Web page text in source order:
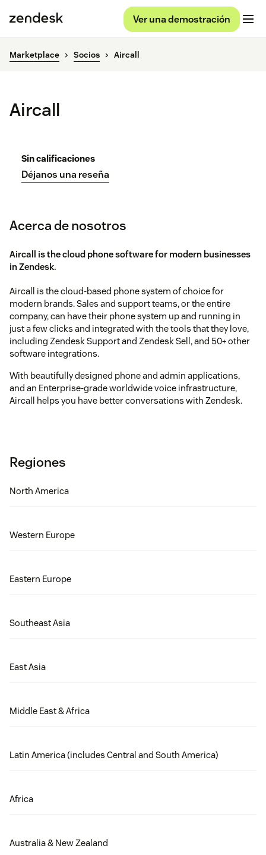
Ver una demostración
Marketplace Socios Aircall
Aircall
Sin calificaciones
Déjanos una reseña
Acerca de nosotros
Aircall is the cloud phone software for modern businesses
in Zendesk.
Aircall is the cloud-based phone system of choice for
modern brands. Sales and support teams, or the entire
company, can have their phone system up and running in
just a few clicks and integrated with the tools that they love,
including Zendesk Support and Zendesk Sell, and 50+ other
software integrations.
With beautifully designed phone and admin applications,
and an Enterprise-grade worldwide voice infrastructure,
Aircall helps you have better conversations with Zendesk.
Regiones
North America
Western Europe
Eastern Europe
Southeast Asia
East Asia
Middle East & Africa
Latin America (includes Central and South America)
Africa
Australia & New Zealand